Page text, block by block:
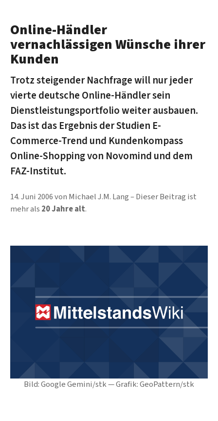
Bild: Google Gemini/stk — Grafik: GeoPattern/stk
Online-Händler
vernachlässigen Wünsche ihrer
Kunden
Trotz steigender Nachfrage will nur jeder
vierte deutsche Online-Händler sein
Dienstleistungsportfolio weiter ausbauen.
Das ist das Ergebnis der Studien E-
Commerce-Trend und Kundenkompass
Online-Shopping von Novomind und dem
FAZ-Institut.
14. Juni 2006von Michael J.M. Lang
Dieser Beitrag ist
mehr als 20 Jahre alt.